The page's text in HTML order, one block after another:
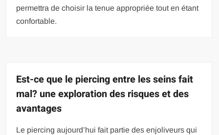
permettra de choisir la tenue appropriée tout en étant
confortable.
Est-ce que le piercing entre les seins fait
mal? une exploration des risques et des
avantages
Le piercing aujourd’hui fait partie des enjoliveurs qui